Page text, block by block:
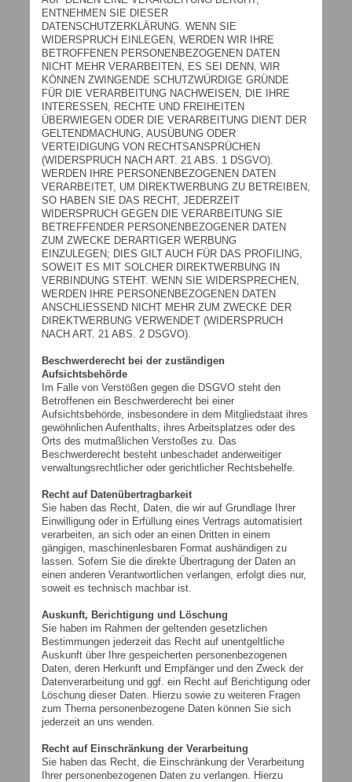
ENTNEHMEN SIE DIESER
DATENSCHUTZERKLÄRUNG. WENN SIE
WIDERSPRUCH EINLEGEN, WERDEN WIR IHRE
BETROFFENEN PERSONENBEZOGENEN DATEN
NICHT MEHR VERARBEITEN, ES SEI DENN, WIR
KÖNNEN ZWINGENDE SCHUTZWÜRDIGE GRÜNDE
FÜR DIE VERARBEITUNG NACHWEISEN, DIE IHRE
INTERESSEN, RECHTE UND FREIHEITEN
ÜBERWIEGEN ODER DIE VERARBEITUNG DIENT DER
GELTENDMACHUNG, AUSÜBUNG ODER
VERTEIDIGUNG VON RECHTSANSPRÜCHEN
(WIDERSPRUCH NACH ART. 21 ABS. 1 DSGVO).
WERDEN IHRE PERSONENBEZOGENEN DATEN
VERARBEITET, UM DIREKTWERBUNG ZU BETREIBEN,
SO HABEN SIE DAS RECHT, JEDERZEIT
WIDERSPRUCH GEGEN DIE VERARBEITUNG SIE
BETREFFENDER PERSONENBEZOGENER DATEN
ZUM ZWECKE DERARTIGER WERBUNG
EINZULEGEN; DIES GILT AUCH FÜR DAS PROFILING,
SOWEIT ES MIT SOLCHER DIREKTWERBUNG IN
VERBINDUNG STEHT. WENN SIE WIDERSPRECHEN,
WERDEN IHRE PERSONENBEZOGENEN DATEN
ANSCHLIESSEND NICHT MEHR ZUM ZWECKE DER
DIREKTWERBUNG VERWENDET (WIDERSPRUCH
NACH ART. 21 ABS. 2 DSGVO).
Beschwerderecht bei der zuständigen
Aufsichtsbehörde
Im Falle von Verstößen gegen die DSGVO steht den
Betroffenen ein Beschwerderecht bei einer
Aufsichtsbehörde, insbesondere in dem Mitgliedstaat ihres
gewöhnlichen Aufenthalts, ihres Arbeitsplatzes oder des
Orts des mutmaßlichen Verstoßes zu. Das
Beschwerderecht besteht unbeschadet anderweitiger
verwaltungsrechtlicher oder gerichtlicher Rechtsbehelfe.
Recht auf Datenübertragbarkeit
Sie haben das Recht, Daten, die wir auf Grundlage Ihrer
Einwilligung oder in Erfüllung eines Vertrags automatisiert
verarbeiten, an sich oder an einen Dritten in einem
gängigen, maschinenlesbaren Format aushändigen zu
lassen. Sofern Sie die direkte Übertragung der Daten an
einen anderen Verantwortlichen verlangen, erfolgt dies nur,
soweit es technisch machbar ist.
Auskunft, Berichtigung und Löschung
Sie haben im Rahmen der geltenden gesetzlichen
Bestimmungen jederzeit das Recht auf unentgeltliche
Auskunft über Ihre gespeicherten personenbezogenen
Daten, deren Herkunft und Empfänger und den Zweck der
Datenverarbeitung und ggf. ein Recht auf Berichtigung oder
Löschung dieser Daten. Hierzu sowie zu weiteren Fragen
zum Thema personenbezogene Daten können Sie sich
jederzeit an uns wenden.
Recht auf Einschränkung der Verarbeitung
Sie haben das Recht, die Einschränkung der Verarbeitung
Ihrer personenbezogenen Daten zu verlangen. Hierzu